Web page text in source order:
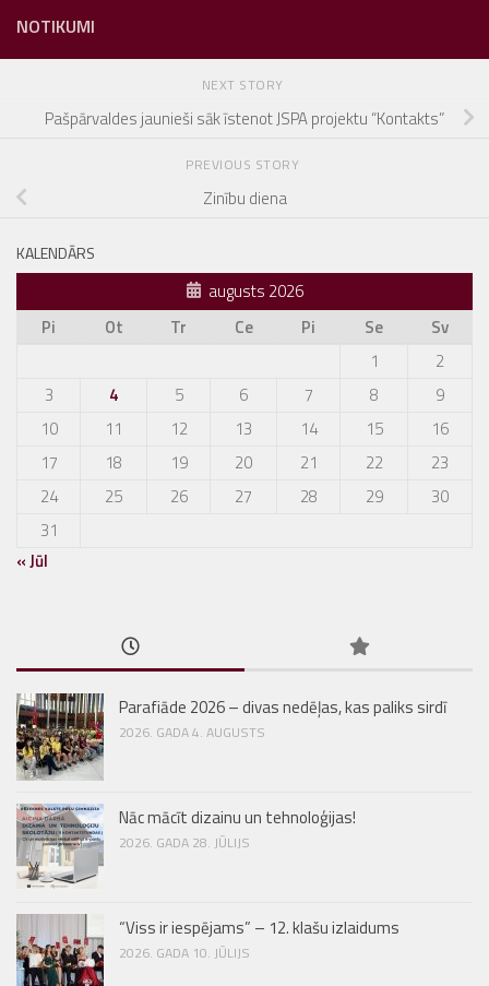
NOTIKUMI
NEXT STORY
Pašpārvaldes jaunieši sāk īstenot JSPA projektu “Kontakts”
PREVIOUS STORY
Zinību diena
KALENDĀRS
augusts 2026
Pi
Ot Tr Ce Pi Se
Sv
1
2
3
4 5 6 7 8
9
10
11 12 13 14 15
16
17
18 19 20 21 22
23
24
25 26 27 28 29
30
31
« Jūl
Parafiāde 2026 – divas nedēļas, kas paliks sirdī
2026. GADA 4. AUGUSTS
Nāc mācīt dizainu un tehnoloģijas!
2026. GADA 28. JŪLIJS
“Viss ir iespējams” – 12. klašu izlaidums
2026. GADA 10. JŪLIJS